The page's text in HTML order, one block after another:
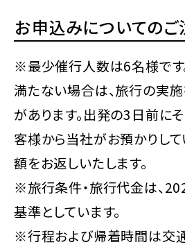
お申込みについてのご
※最少催行人数は6名様です
満たない場合は、旅行の実
があります。出発の3日前に
客様から当社がお預かりし
額をお返しいたします。
※旅行条件・旅行代金は、
基準としています。
※行程および帰着時間は交